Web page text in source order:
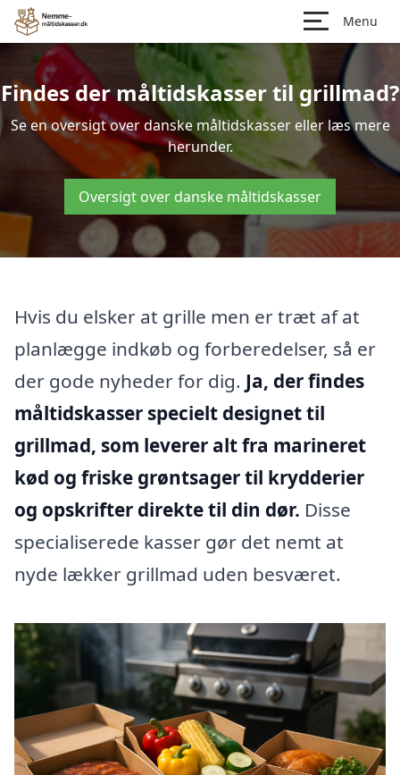
Menu
Findes der måltidskasser til grillmad?
Se en oversigt over danske måltidskasser eller læs mere
herunder.
Oversigt over danske måltidskasser
Hvis du elsker at grille men er træt af at
planlægge indkøb og forberedelser, så er
der gode nyheder for dig. Ja, der findes
måltidskasser specielt designet til
grillmad, som leverer alt fra marineret
kød og friske grøntsager til krydderier
og opskrifter direkte til din dør. Disse
specialiserede kasser gør det nemt at
nyde lækker grillmad uden besværet.